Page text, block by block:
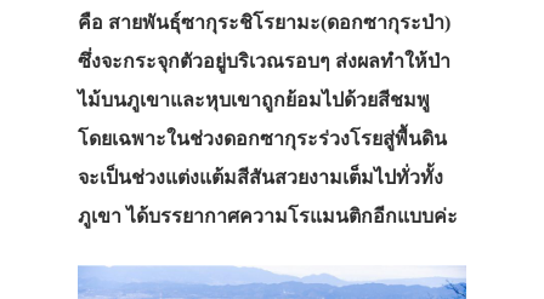
คือ สายพันธุ์ซากุระชิโรยามะ(ดอกซากุระป่า)
ซึ่งจะกระจุกตัวอยู่บริเวณรอบๆ ส่งผลทำให้ป่า
ไม้บนภูเขาและหุบเขาถูกย้อมไปด้วยสีชมพู
โดยเฉพาะในช่วงดอกซากุระร่วงโรยสู่พื้นดิน
จะเป็นช่วงแต่งแต้มสีสันสวยงามเต็มไปทั่วทั้ง
ภูเขา ได้บรรยากาศความโรแมนติกอีกแบบค่ะ